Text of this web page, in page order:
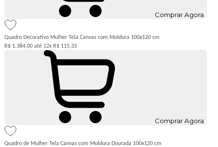
Comprar Agora
Quadro Decorativo Mulher Tela Canvas com Moldura 100x120 cm
R$ 1.384,00
12x R$ 115,33
Comprar Agora
Quadro de Mulher Tela Canvas com Moldura Dourada 100x120 cm